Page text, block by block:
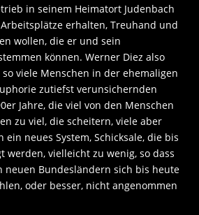
in seinem Heimatort Judenbach
erhalten, Treuhand und
wollen, die er und sein
können. Werner Diez also
viele Menschen in der ehemaligen
zutiefst verunsichernden
Jahre, die viel von den Menschen
zu viel, die scheitern, viele aber
neues System, Schicksale, die bis
werden, vielleicht zu wenig, so dass
neuen Bundesländern sich bis heute
oder besser, nicht angenommen